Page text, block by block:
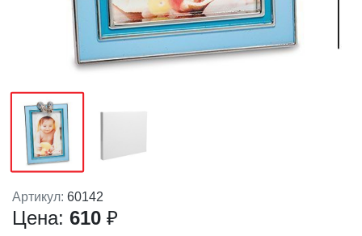
Артикул: 60142
Цена: 610 ₽